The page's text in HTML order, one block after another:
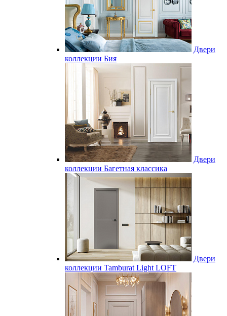
Двери
коллекции Бия
Двери
коллекции Багетная классика
Двери
коллекции Tamburat Light LOFT